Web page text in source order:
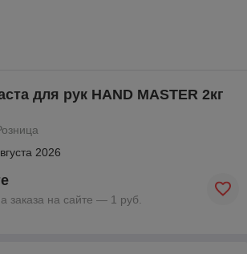
для рук HAND MASTER 2кг
2026
заказа на сайте — 1 руб.